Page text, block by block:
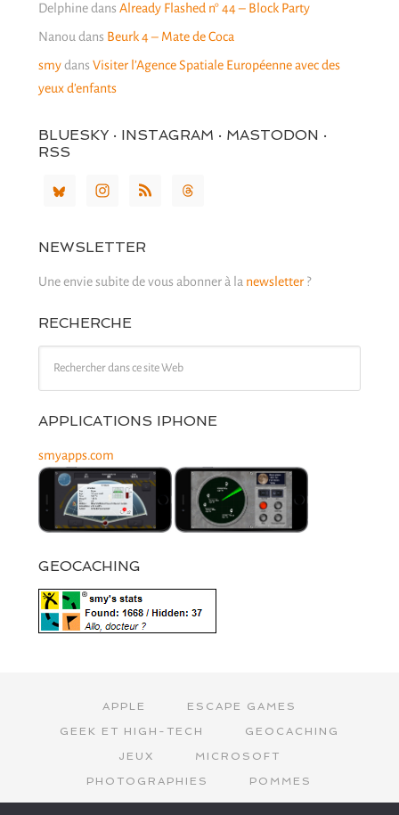
Delphinedans Already Flashed n° 44 – Block Party
Nanoudans Beurk 4 – Mate de Coca
smydans Visiter l’Agence Spatiale Européenne avec des
yeux d’enfants
BLUESKY · INSTAGRAM · MASTODON ·
RSS
NEWSLETTER
Une envie subite de vous abonner à la newsletter?
RECHERCHE
APPLICATIONS IPHONE
smyapps.com
GEOCACHING
APPLE
ESCAPE GAMES
GEEK ET HIGH-TECH
GEOCACHING
JEUX
MICROSOFT
PHOTOGRAPHIES
POMMES
SMY
SPACE INVADERS